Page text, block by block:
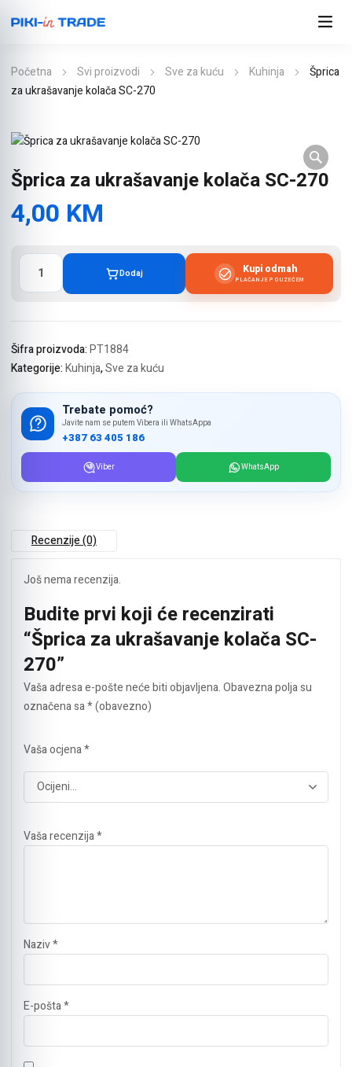
Početna Svi proizvodi Sve za kuću Kuhinja
Šprica
za ukrašavanje kolača SC-270
Šprica za ukrašavanje kolača SC-270
4,00 KM
Šprica
ukrašavanje
270
količina
Dodaj Kupi odmah
PLAĆANJE POUZEĆEM
Šifra proizvoda:PT1884
Kategorije:Kuhinja,Sve za kuću
Trebate pomoć?
Javite nam se putem Vibera ili WhatsAppa
+387 63 405 186
Viber WhatsApp
Recenzije (0)
Još nema recenzija.
Budite prvi koji će recenzirati
“Šprica za ukrašavanje kolača SC-
270”
Vaša adresa e-pošte neće biti objavljena.Obavezna polja su
označena sa* (obavezno)
Vaša ocjena*
Vaša recenzija*
Naziv*
E-pošta*